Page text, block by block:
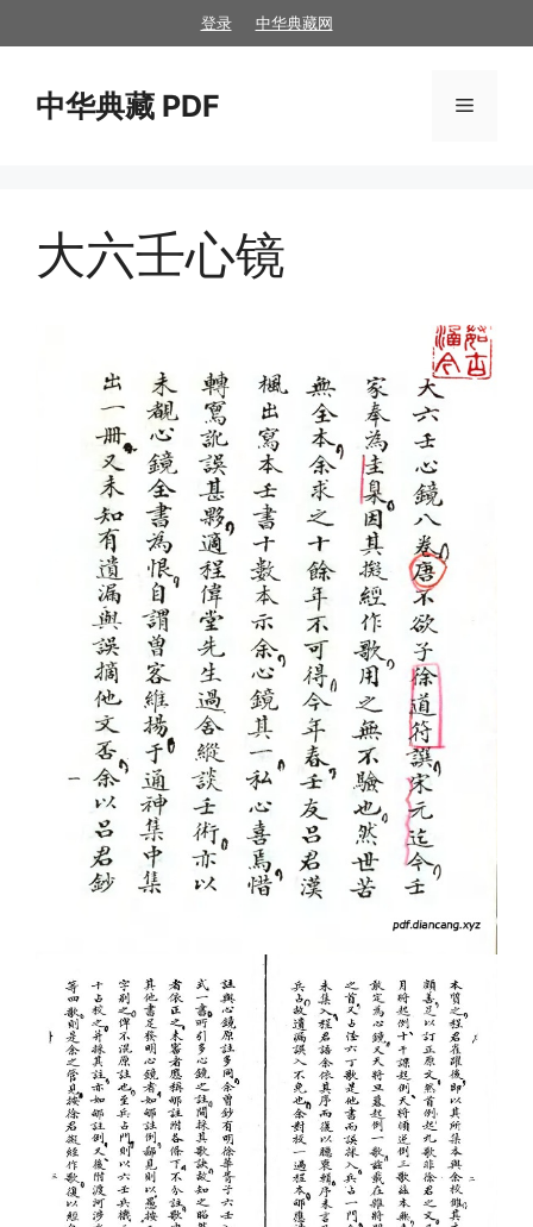
至
登录 中华典藏网
中华典藏 PDF 菜
大六壬心镜